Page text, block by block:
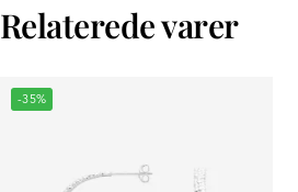
Relaterede varer
-35%